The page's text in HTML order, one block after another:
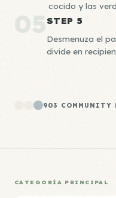
cocido y las
05STEP 5
Desmenuza el
divide en
903 COMMUNITY
CATEGORÍA PRINCIPAL